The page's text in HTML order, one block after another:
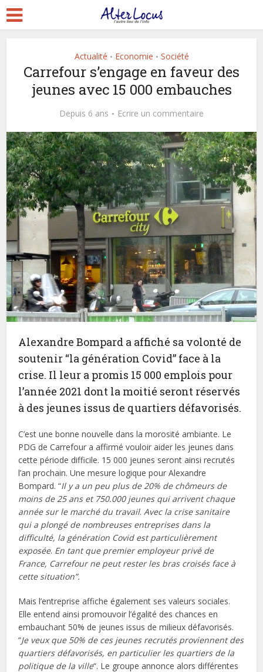
Actualité • Economie • Société
Carrefour s’engage en faveur des
jeunes avec 15 000 embauches
Depuis 6 ans Ecrire un commentaire
Alexandre Bompard a affiché sa volonté de
soutenir “la génération Covid” face à la
crise. Il leur a promis 15 000 emplois pour
l’année 2021 dont la moitié seront réservés
à des jeunes issus de quartiers défavorisés.
C’est une bonne nouvelle dans la morosité ambiante. Le
PDG de Carrefour a affirmé vouloir aider les jeunes dans
cette période difficile. 15 000 jeunes seront ainsi recrutés
l’an prochain. Une mesure logique pour Alexandre
Bompard. “Il y a un peu plus de 20% de chômeurs de
moins de 25 ans et 750.000 jeunes qui arrivent chaque
année sur le marché du travail. Avec la crise sanitaire
qui a plongé de nombreuses entreprises dans la
difficulté, la génération Covid est particulièrement
exposée. En tant que premier employeur privé de
France, Carrefour ne peut rester les bras croisés face à
cette situation”.
Mais l’entreprise affiche également ses valeurs sociales.
Elle entend ainsi promouvoir l’égalité des chances en
embauchant 50% de jeunes issus de milieux défavorisés.
“Je veux que 50% de ces jeunes recrutés proviennent des
quartiers défavorisés, en particulier les quartiers de la
politique de la ville“. Le groupe annonce alors différentes